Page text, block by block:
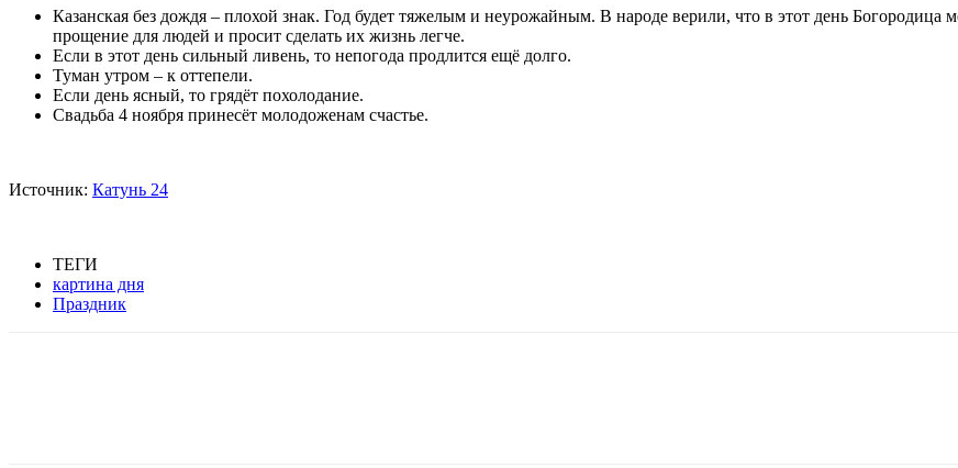
Казанская без дождя – плохой знак. Год будет тяжелым и неурожайным. В народе верили, что в этот день Богородица
прощение для людей и просит сделать их жизнь легче.
Если в этот день сильный ливень, то непогода продлится ещё долго.
Туман утром – к оттепели.
Если день ясный, то грядёт похолодание.
Свадьба 4 ноября принесёт молодоженам счастье.
Источник: Катунь 24
ТЕГИ
картина дня
Праздник